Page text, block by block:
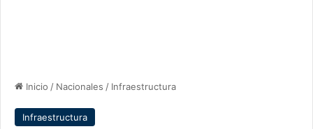
Inicio / Nacionales / Infraestructura
Infraestructura